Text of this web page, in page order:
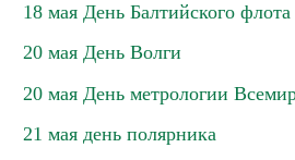
18 мая День Балтийского
20 мая День Волги
20 мая День метрологии
21 мая день полярника